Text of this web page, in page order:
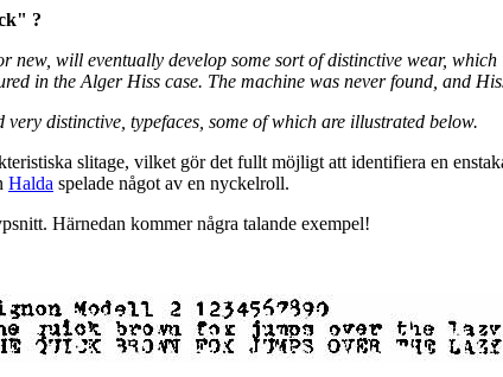
?
will eventually develop some sort of distinctive wear,
in the Alger Hiss case. The machine was never found, and
distinctive, typefaces, some of which are illustrated below.
slitage, vilket gör det fullt möjligt att identifiera en
Halda spelade något av en nyckelroll.
Härnedan kommer några talande exempel!